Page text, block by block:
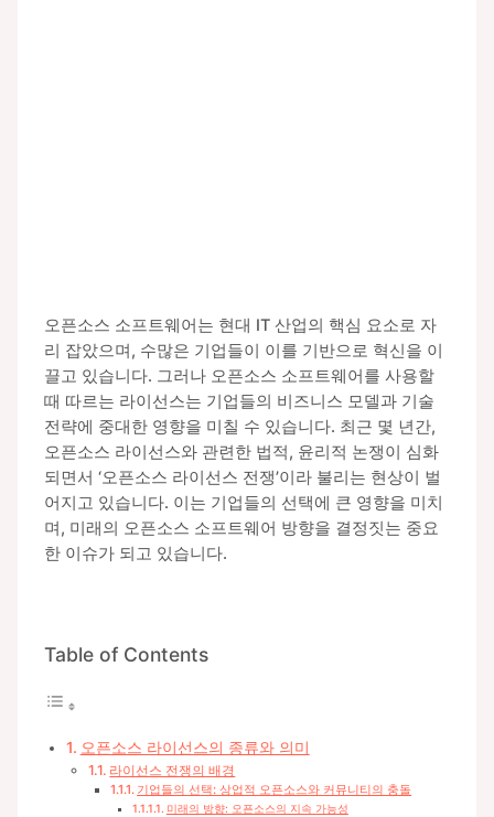
오픈소스 소프트웨어는 현대 IT 산업의 핵심 요소로 자
리 잡았으며, 수많은 기업들이 이를 기반으로 혁신을 이
끌고 있습니다. 그러나 오픈소스 소프트웨어를 사용할
때 따르는 라이선스는 기업들의 비즈니스 모델과 기술
전략에 중대한 영향을 미칠 수 있습니다. 최근 몇 년간,
오픈소스 라이선스와 관련한 법적, 윤리적 논쟁이 심화
되면서 ‘오픈소스 라이선스 전쟁’이라 불리는 현상이 벌
어지고 있습니다. 이는 기업들의 선택에 큰 영향을 미치
며, 미래의 오픈소스 소프트웨어 방향을 결정짓는 중요
한 이슈가 되고 있습니다.
Table of Contents
오픈소스 라이선스의 종류와 의미
라이선스 전쟁의 배경
기업들의 선택: 상업적 오픈소스와 커뮤니티의 충돌
미래의 방향: 오픈소스의 지속 가능성